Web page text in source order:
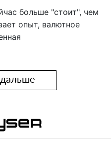
больше "стоит", чем
опыт, валютное